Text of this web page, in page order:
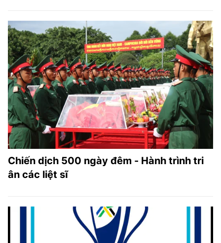
Chiến dịch 500 ngày đêm - Hành trình tri
ân các liệt sĩ